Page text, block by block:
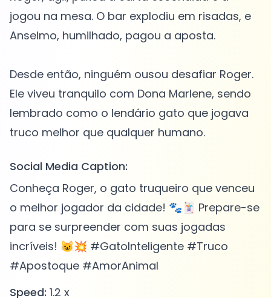
jogou na mesa. O bar explodiu em risadas, e
Anselmo, humilhado, pagou a aposta.
Desde então, ninguém ousou desafiar Roger.
Ele viveu tranquilo com Dona Marlene, sendo
lembrado como o lendário gato que jogava
Social Media Caption:
Conheça Roger, o gato truqueiro que venceu
o melhor jogador da cidade! 🐾🃏 Prepare-se
para se surpreender com suas jogadas
incríveis! 😺💥 #GatoInteligente #Truco
#Apostoque #AmorAnimal
Speed: 1.2 x